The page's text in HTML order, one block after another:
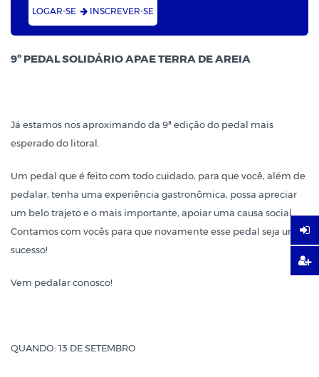
13 Set
2026
LOGAR-SE INSCREVER-SE
9º PEDAL SOLIDÁRIO APAE TERRA DE AREIA
Já estamos nos aproximando da 9ª edição do pedal mais
esperado do litoral.
Um pedal que é feito com todo cuidado, para que você, além de
pedalar, tenha uma experiência gastronômica, possa apreciar
um belo trajeto e o mais importante, apoiar uma causa social.
Contamos com vocês para que novamente esse pedal seja um
sucesso!
Vem pedalar conosco!
QUANDO: 13 DE SETEMBRO